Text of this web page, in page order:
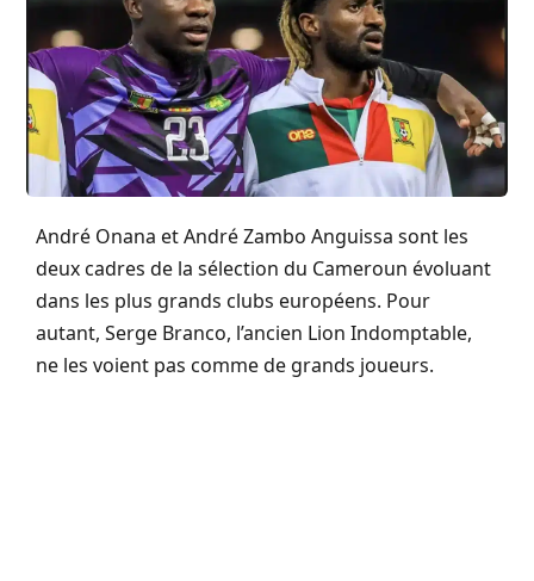
André Onana et André Zambo Anguissa sont les
deux cadres de la sélection du Cameroun évoluant
dans les plus grands clubs européens. Pour
autant, Serge Branco, l’ancien Lion Indomptable,
ne les voient pas comme de grands joueurs.